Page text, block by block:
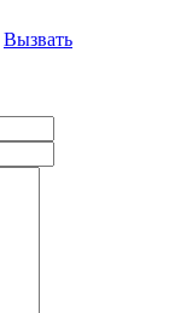
Вызвать